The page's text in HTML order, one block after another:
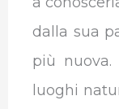
dalla sua
più
luoghi